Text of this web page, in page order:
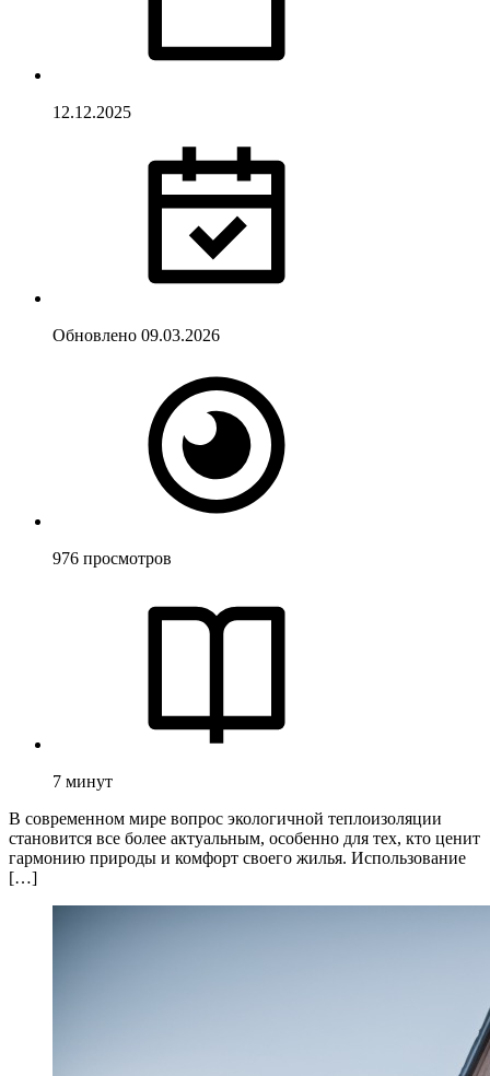
12.12.2025
Обновлено 09.03.2026
976 просмотров
7 минут
В современном мире вопрос экологичной теплоизоляции
становится все более актуальным, особенно для тех, кто ценит
гармонию природы и комфорт своего жилья. Использование
[…]